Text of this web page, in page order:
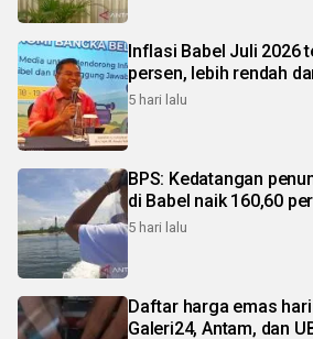
Inflasi Babel Juli 2026
persen, lebih rendah
5 hari lalu
BPS: Kedatangan
di Babel naik 160,60
5 hari lalu
Daftar harga emas
Galeri24, Antam, dan